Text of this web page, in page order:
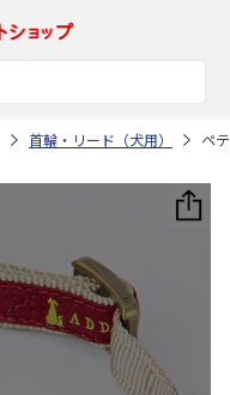
首輪・リード（犬用） ペ